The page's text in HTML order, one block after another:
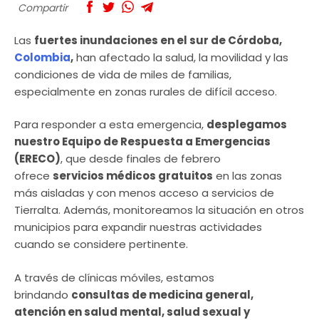
Compartir
Las fuertes inundaciones en el sur de Córdoba,
Colombia,han afectado la salud, la movilidad y las
condiciones de vida de miles de familias,
especialmente en zonas rurales de difícil acceso.
Para responder a esta emergencia, desplegamos
nuestro Equipo de Respuesta a Emergencias
(ERECO), que desde finales de febrero
ofrece servicios médicos gratuitos en las zonas
más aisladas y con menos acceso a servicios de
Tierralta. Además, monitoreamos la situación en otros
municipios para expandir nuestras actividades
cuando se considere pertinente.
A través de clínicas móviles, estamos
brindando consultas de medicina general,
atención en salud mental, salud sexual y